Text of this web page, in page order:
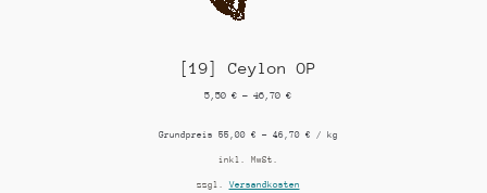
[19] Ceylon OP
5,50 € – 46,70 €
Grundpreis 55,00 € – 46,70 € / kg
inkl. MwSt.
zzgl.Versandkosten